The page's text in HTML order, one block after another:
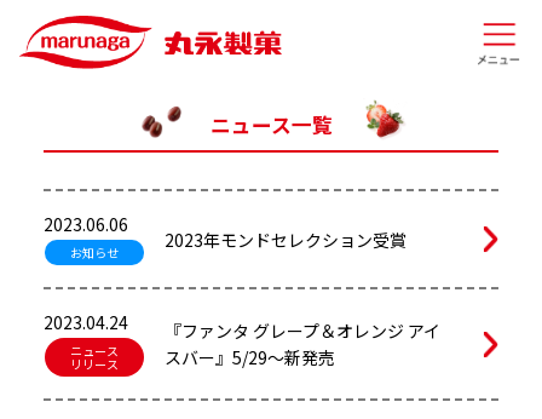
ニュース一覧
2023.06.06
お知らせ
2023年モンドセレクション受賞
2023.04.24
ニュース
リリース
『ファンタ グレープ＆オレンジ アイ
スバー』5/29～新発売